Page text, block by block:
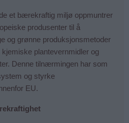
et bærekraftig miljø oppmuntrer
produsenter til å
og grønne produksjonsmetoder
plantevernmidler og
Denne tilnærmingen har som
og styrke
EU.